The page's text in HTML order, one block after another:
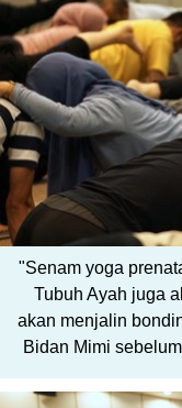
"Senam yoga
Tubuh Ayah juga
akan menjalin
Bidan Mimi